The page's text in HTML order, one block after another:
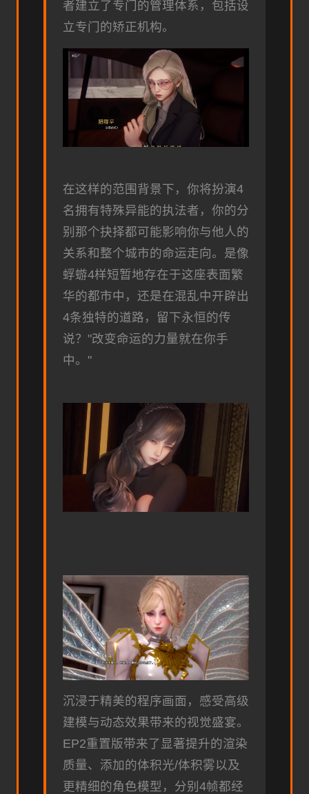
者建立了专门的管理体系，包括设
立专门的矫正机构。
在这样的范围背景下，你将扮演4
名拥有特殊异能的执法者，你的分
别那个抉择都可能影响你与他人的
关系和整个城市的命运走向。是像
蜉蝣4样短暂地存在于这座表面繁
华的都市中，还是在混乱中开辟出
4条独特的道路，留下永恒的传
说？"改变命运的力量就在你手
中。"
沉浸于精美的程序画面，感受高级
建模与动态效果带来的视觉盛宴。
EP2重置版带来了显著提升的渲染
质量、添加的体积光/体积雾以及
更精细的角色模型，分别4帧都经